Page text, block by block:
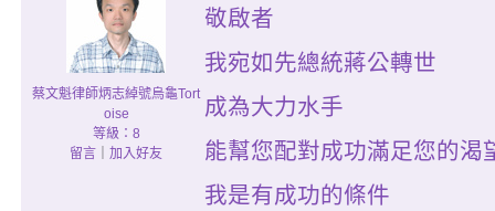
蔡文魁律師炳志綽號烏龜Tort
oise
等級：8
留言
加入好友
敬啟者
我宛如先總統蔣公轉世
成為大力水手
能幫您配對成功滿足您的渴
我是有成功的條件